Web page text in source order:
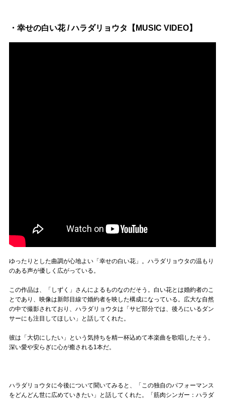
・幸せの白い花 / ハラダリョウタ【MUSIC VIDEO】
ゆったりとした曲調が心地よい「幸せの白い花」。ハラダリョウタの温もり
のある声が優しく広がっている。
この作品は、「しずく」さんによるものなのだそう。白い花とは婚約者のこ
とであり、映像は新郎目線で婚約者を映した構成になっている。広大な自然
の中で撮影されており、ハラダリョウタは「サビ部分では、後ろにいるダン
サーにも注目してほしい」と話してくれた。
彼は「大切にしたい」という気持ちを精一杯込めて本楽曲を歌唱したそう。
深い愛や安らぎに心が癒される1本だ。
ハラダリョウタに今後について聞いてみると、「この独自のパフォーマンス
をどんどん世に広めていきたい」と話してくれた。「筋肉シンガー：ハラダ